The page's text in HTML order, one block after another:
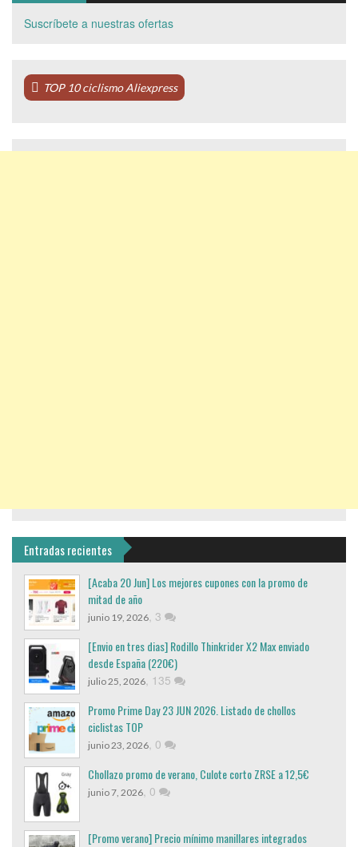
Suscríbete a nuestras ofertas
TOP 10 ciclismo Aliexpress
Entradas recientes
[Acaba 20 Jun] Los mejores cupones con la promo de
mitad de año
junio 19, 2026, 3
[Envio en tres dias] Rodillo Thinkrider X2 Max enviado
desde España (220€)
julio 25, 2026, 135
Promo Prime Day 23 JUN 2026. Listado de chollos
ciclistas TOP
junio 23, 2026, 0
Chollazo promo de verano, Culote corto ZRSE a 12,5€
junio 7, 2026, 0
[Promo verano] Precio mínimo manillares integrados